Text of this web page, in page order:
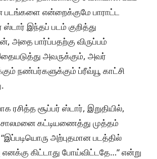
படங்களை என்றைக்குமே பாராட்ட
இந்தப் படம் குறித்து
அதை பார்ப்பதற்கு விருப்பம்
அவருக்கும், அவர்
நண்பர்களுக்கும் ப்ரீவ்யூ காட்சி
ரசித்த சூப்பர் ஸ்டார், இறுதியில்,
சாலமனை கட்டியணைத்து முத்தம்
அற்புதமான படத்தில்
எனக்கு கிட்டாது போய்விட்டதே…” என்று